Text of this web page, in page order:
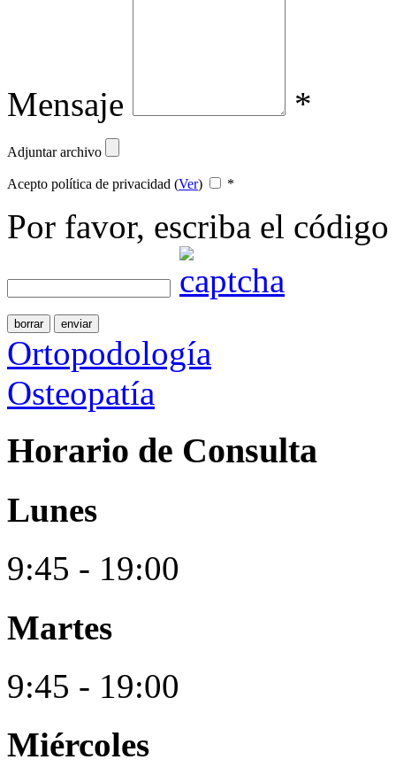
Mensaje *
Adjuntar archivo
Acepto política de privacidad (Ver) *
Por favor, escriba el
borrar enviar
Ortopodología
Osteopatía
Horario de Consulta
Lunes
9:45 - 19:00
Martes
9:45 - 19:00
Miércoles